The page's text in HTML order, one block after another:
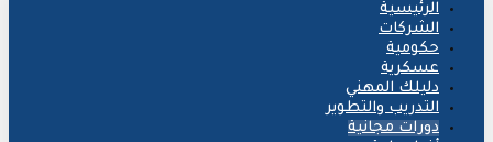
الرئيسية
الشركات
حكومية
عسكرية
دليلك المهني
التدريب والتطوير
دورات مجانية